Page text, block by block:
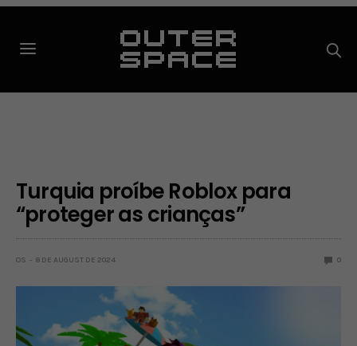
Turquia proíbe Roblox para
“proteger as crianças”
OS 8 DE AUGUST DE 2024 0